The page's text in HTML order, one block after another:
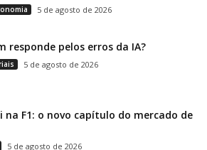
5 de agosto de 2026
responde pelos erros da IA?
5 de agosto de 2026
na F1: o novo capítulo do mercado de
5 de agosto de 2026